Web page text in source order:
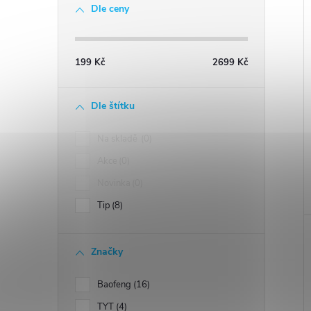
Dle ceny
199 Kč 2699 Kč
Dle štítku
Tip 8
Značky
Baofeng 16
TYT 4